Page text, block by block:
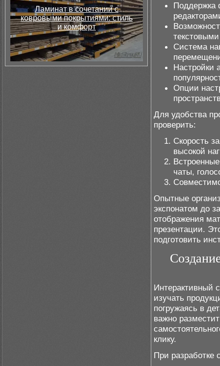
Ламинат в сочетании с
ковровыми покрытиями: стиль
и комфорт
Поддержка
Система
Настройки
Опции
Для удобства
проверить:
Скорость
высокой
чаты,
Опытные
экспонатом до
отображения
презентации.
подготовить
Интерактивный
изучать
погружаясь в
важно
клику.
При разработке